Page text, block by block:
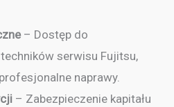
– Dostęp do
serwisu Fujitsu,
naprawy.
– Zabezpieczenie kapitału